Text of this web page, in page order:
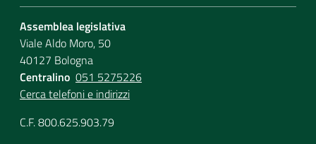
Assemblea legislativa
Viale Aldo Moro, 50
40127 Bologna
Centralino 051 5275226
Cerca telefoni e indirizzi
C.F. 800.625.903.79